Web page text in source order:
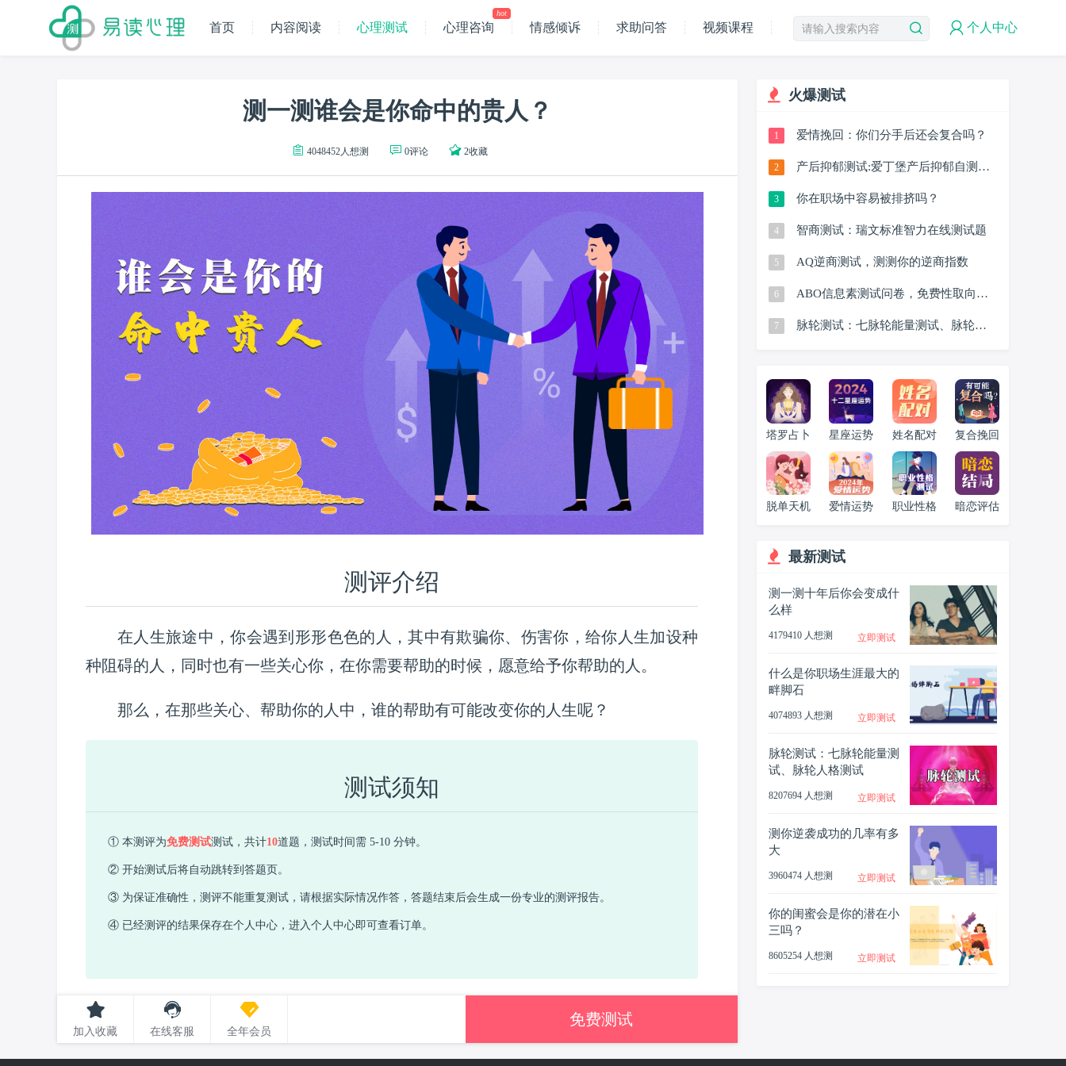
首页 内容阅读 心理测试 心理咨询
hot
情感倾诉 求助问答 视频课程 个人中心
测一测谁会是你命中的贵人？
4048452人想测 0评论 2收藏
测评介绍
在人生旅途中，你会遇到形形色色的人，其中有欺骗你、伤害你，给你人生加设种
种阻碍的人，同时也有一些关心你，在你需要帮助的时候，愿意给予你帮助的人。
那么，在那些关心、帮助你的人中，谁的帮助有可能改变你的人生呢？
测试须知
① 本测评为免费测试测试，共计10道题，测试时间需 5-10 分钟。
② 开始测试后将自动跳转到答题页。
③ 为保证准确性，测评不能重复测试，请根据实际情况作答，答题结束后会生成一份专业的测评报告。
④ 已经测评的结果保存在个人中心，进入个人中心即可查看订单。
加入收藏 在线客服 全年会员
免费测试
火爆测试
1 爱情挽回：你们分手后还会复合吗？
2
产后抑郁测试:爱丁堡产后抑郁自测量
3 你在职场中容易被排挤吗？
4 智商测试：瑞文标准智力在线测试题
5 AQ逆商测试，测测你的逆商指数
6
ABO信息素测试问卷，免费性取向测
7
脉轮测试：七脉轮能量测试、脉轮人
塔罗占卜 星座运势 姓名配对 复合挽回
脱单天机 爱情运势 职业性格 暗恋评估
最新测试
测一测十年后你会变成什
么样
4179410 人想测 立即测试
什么是你职场生涯最大的
畔脚石
4074893 人想测 立即测试
脉轮测试：七脉轮能量测
试、脉轮人格测试
8207694 人想测 立即测试
测你逆袭成功的几率有多
大
3960474 人想测 立即测试
你的闺蜜会是你的潜在小
三吗？
8605254 人想测 立即测试